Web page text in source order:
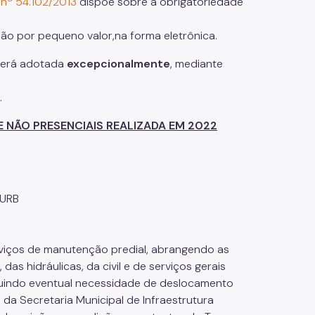
por pequeno valor,na forma eletrônica.
adotada excepcionalmente, mediante
NÃO PRESENCIAIS REALIZADA EM 2022
de manutenção predial, abrangendo as
hidráulicas, da civil e de serviços gerais
eventual necessidade de deslocamento
Secretaria Municipal de Infraestrutura